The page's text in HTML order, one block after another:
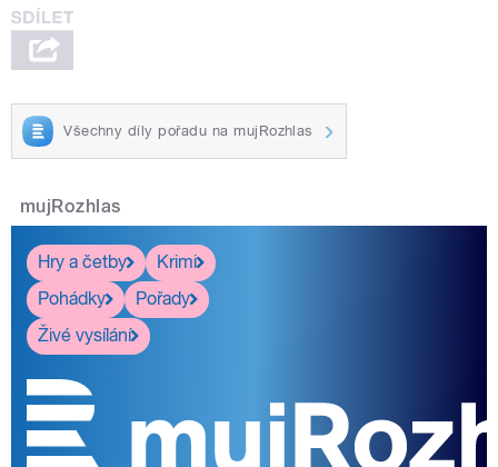
Všechny díly pořadu na mujRozhlas
mujRozhlas
Hry a četby
Krimi
Pohádky
Pořady
Živé vysílání